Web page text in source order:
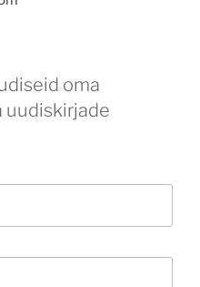
oma
uudiskirjade